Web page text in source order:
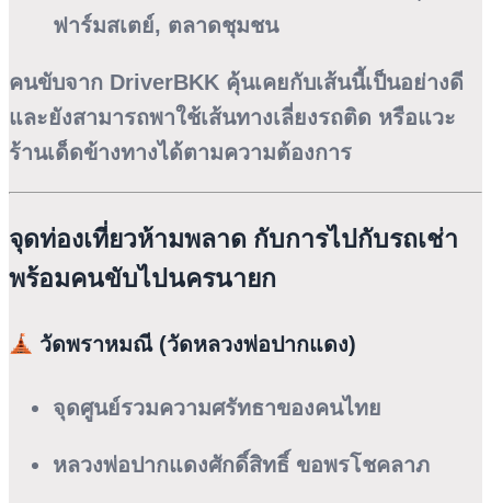
ฟาร์มสเตย์, ตลาดชุมชน
คนขับจาก DriverBKK คุ้นเคยกับเส้นนี้เป็นอย่างดี
และยังสามารถพาใช้เส้นทางเลี่ยงรถติด หรือแวะ
ร้านเด็ดข้างทางได้ตามความต้องการ
จุดท่องเที่ยวห้ามพลาด กับการไปกับรถเช่า
พร้อมคนขับไปนครนายก
วัดพราหมณี (วัดหลวงพ่อปากแดง)
จุดศูนย์รวมความศรัทธาของคนไทย
หลวงพ่อปากแดงศักดิ์สิทธิ์ ขอพรโชคลาภ